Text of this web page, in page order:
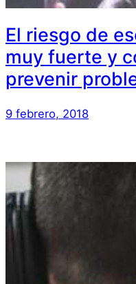
El riesgo de
muy fuerte y
prevenir
9 febrero, 2018